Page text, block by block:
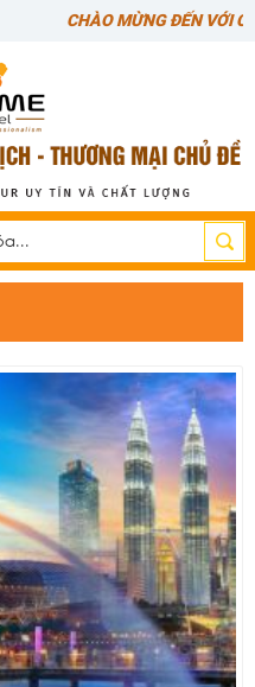
CHÀO MỪNG ĐẾN VỚI CÔNG